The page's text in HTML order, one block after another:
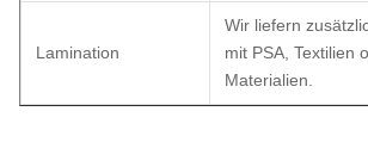
Lamination
Wir liefern
mit PSA, Textilien
Materialien.